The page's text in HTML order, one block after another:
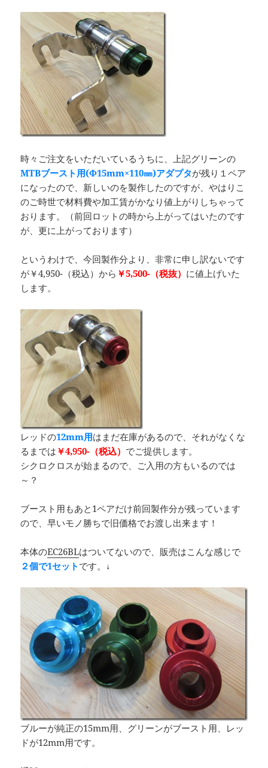
時々ご注文をいただいているうちに、上記グリーンの
MTBブースト用(Φ15mm×110㎜)アダプタが残り１ペア
になったので、新しいのを製作したのですが、やはりこ
のご時世で材料費や加工賃がかなり値上がりしちゃって
おります。（前回ロットの時から上がってはいたのです
が、更に上がっております）
というわけで、今回製作分より、非常に申し訳ないです
が￥4,950-（税込）から ￥5,500-（税抜） に値上げいた
します。
レッドの12mm用はまだ在庫があるので、それがなくな
るまでは ￥4,950-（税込） でご提供します。
シクロクロスが始まるので、ご入用の方もいるのでは
～？
ブースト用もあと1ペアだけ前回製作分が残っています
ので、早いモノ勝ちで旧価格でお渡し出来ます！
本体のEC26BLはついてないので、販売はこんな感じで
２個で1セット です。↓
ブルーが純正の15mm用、グリーンがブースト用、レッ
ドが12mm用です。